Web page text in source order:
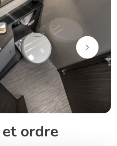
ordre